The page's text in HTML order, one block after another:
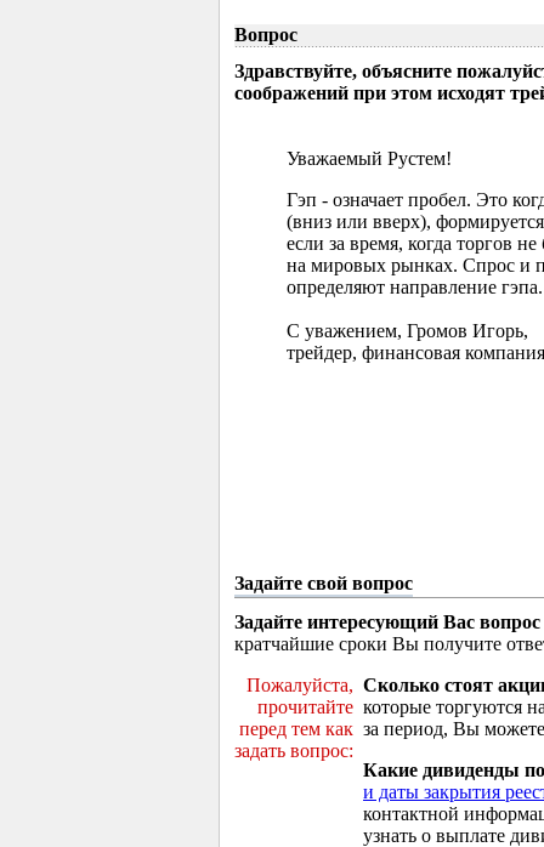
Вопрос
Здравствуйте, объясните
соображений при этом исходят
Уважаемый Рустем!
Гэп - означает пробел. Это
(вниз или вверх),
если за время, когда торгов
на мировых рынках. Спрос и
определяют направление гэпа.
С уважением, Громов Игорь,
трейдер, финансовая
Задайте свой вопрос
Задайте интересующий Вас вопрос
кратчайшие сроки Вы получите
Пожалуйста,
прочитайте
перед тем как
задать вопрос:
Сколько стоят
которые торгуются
за период, Вы
Какие дивиденды
и даты закрытия
контактной
узнать о выплате